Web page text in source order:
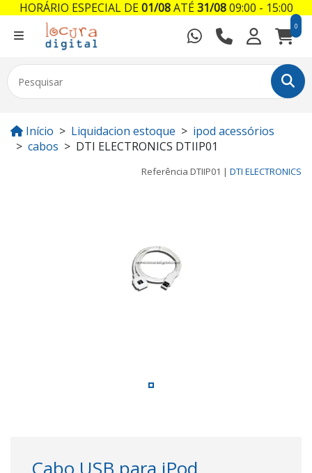
0
Início Liquidacion estoque
ipod acessórios
cabos
DTI ELECTRONICS DTIIP01
Referência DTIIP01 | DTI ELECTRONICS
HORÁRIO ESPECIAL DE01/08ATÉ31/0809:00 - 15:00